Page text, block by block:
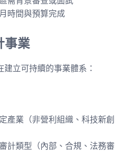
時間與預算完成
事業
立可持續的事業體系：
產業（非營利組織、科技新創
計類型（內部、合規、法務審